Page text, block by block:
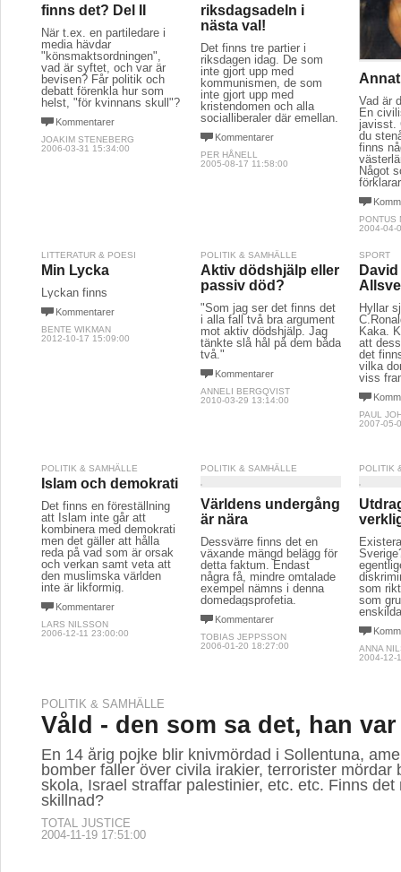
finns det? Del II
När t.ex. en partiledare i
media hävdar
"könsmaktsordningen",
vad är syftet, och var är
bevisen? Får politik och
debatt förenkla hur som
helst, "för kvinnans skull"?
Kommentarer
JOAKIM STENEBERG
2006-03-31 15:34:00
riksdagsadeln i
nästa val!
Det finns tre partier i
riksdagen idag. De som
inte gjort upp med
kommunismen, de som
inte gjort upp med
kristendomen och alla
socialliberaler där emellan.
Kommentarer
PER HÅNELL
2005-08-17 11:58:00
Vad är
En
javisst.
du
finns
Något
PONTUS
2004-04-
LITTERATUR & POESI
Min Lycka
Lyckan finns
Kommentarer
BENTE WIKMAN
2012-10-17 15:09:00
POLITIK & SAMHÄLLE
Aktiv dödshjälp eller
passiv död?
"Som jag ser det finns det
i alla fall två bra argument
mot aktiv dödshjälp. Jag
tänkte slå hål på dem båda
två."
Kommentarer
ANNELI BERGQVIST
2010-03-29 13:14:00
SPORT
Hyllar
Kaka.
att
det
vilka
viss
PAUL
2007-05-
POLITIK & SAMHÄLLE
Islam och demokrati
Det finns en föreställning
att Islam inte går att
kombinera med demokrati
men det gäller att hålla
reda på vad som är orsak
och verkan samt veta att
den muslimska världen
inte är likformig.
Kommentarer
LARS NILSSON
2006-12-11 23:00:00
POLITIK & SAMHÄLLE
Världens undergång
är nära
Dessvärre finns det en
växande mängd belägg för
detta faktum. Endast
några få, mindre omtalade
exempel nämns i denna
domedagsprofetia.
Kommentarer
TOBIAS JEPPSSON
2006-01-20 18:27:00
POLITIK
som
som
ANNA
2004-12-
POLITIK & SAMHÄLLE
Våld - den som sa det, han
En 14 årig pojke blir knivmördad i Sollentuna,
bomber faller över civila irakier, terrorister mördar
skola, Israel straffar palestinier, etc. etc. Finns det
skillnad?
TOTAL JUSTICE
2004-11-19 17:51:00